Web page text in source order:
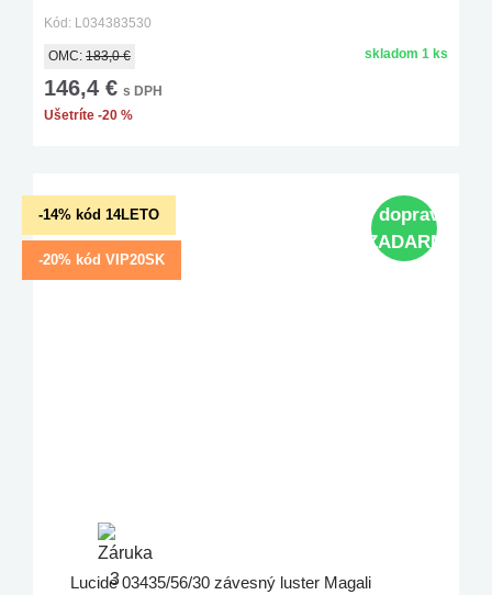
Kód: L034383530
OMC: 183,0 €
146,4 € s DPH
Ušetríte -20 %
skladom 1 ks
-14% kód 14LETO
-20% kód VIP20SK
doprava
ZADARMO
Lucide 03435/56/30 závesný luster Magali